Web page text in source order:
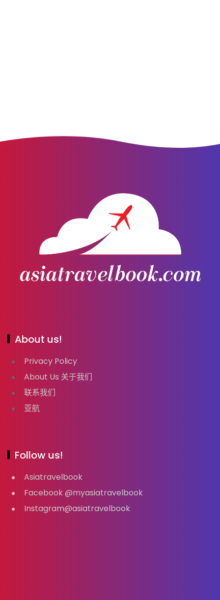
About us!
Privacy Policy
About Us 关于我们
联系我们
亚航
Follow us!
Asiatravelbook
Facebook @myasiatravelbook
Instagram@asiatravelbook